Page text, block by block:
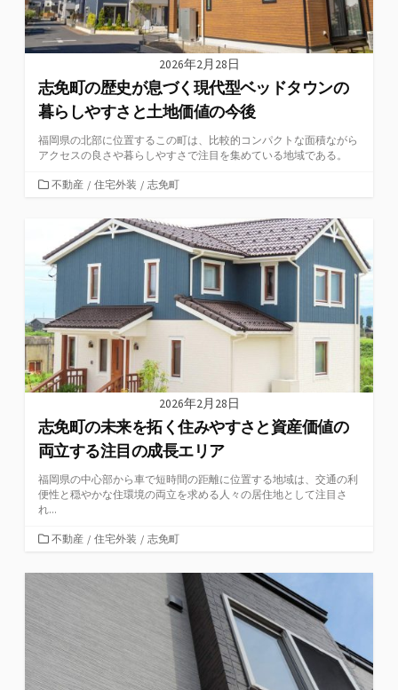
2026年2月28日
志免町の歴史が息づく現代型ベッドタウンの
暮らしやすさと土地価値の今後
福岡県の北部に位置するこの町は、比較的コンパクトな面積ながら
アクセスの良さや暮らしやすさで注目を集めている地域である。
カ
ー
不動産 / 住宅外装 / 志免町
2026年2月28日
志免町の未来を拓く住みやすさと資産価値の
両立する注目の成長エリア
福岡県の中心部から車で短時間の距離に位置する地域は、交通の利
便性と穏やかな住環境の両立を求める人々の居住地として注目さ
れ...
カ
ゴ
ー
不動産 / 住宅外装 / 志免町